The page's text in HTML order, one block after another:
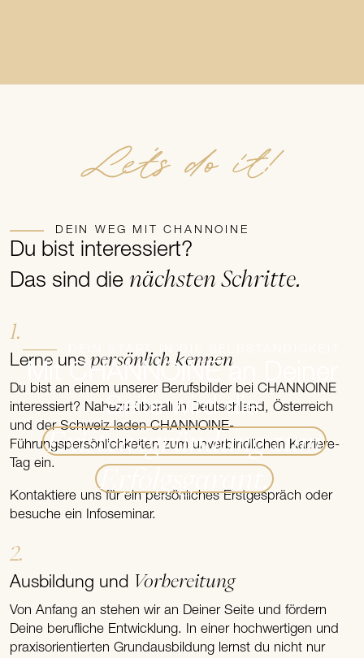
DEIN START IN DIE SELBSTÄNDIGKEIT
Mit CHANNOINE an Deiner
Seite wird die
Existenzgründung zum
Erfolgsgarant.
Let's do it!
DEIN WEG MIT CHANNOINE
Du bist interessiert?
Das sind dienächsten Schritte.
1.
Lerne unspersönlich kennen
Du bist an einem unserer Berufsbilder bei CHANNOINE
interessiert? Nahezu überall in Deutschland, Österreich
und der Schweiz laden CHANNOINE-
Führungspersönlichkeiten zum unverbindlichen Karriere-
Tag ein.
Kontaktiere uns für ein persönliches Erstgespräch oder
besuche ein Infoseminar.
2.
Ausbildung und Vorbereitung
Von Anfang an stehen wir an Deiner Seite und fördern
Deine berufliche Entwicklung. In einer hochwertigen und
praxisorientierten Grundausbildung lernst du nicht nur